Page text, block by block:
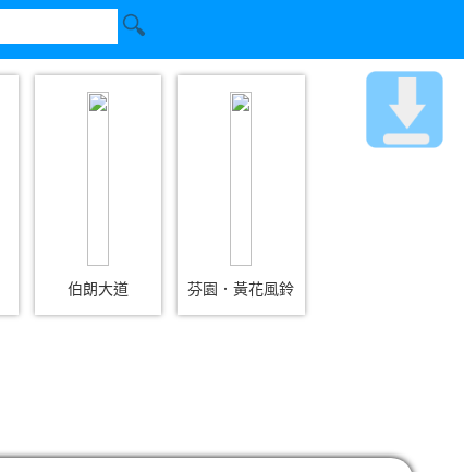
伯朗大道 芬園．黃花風鈴